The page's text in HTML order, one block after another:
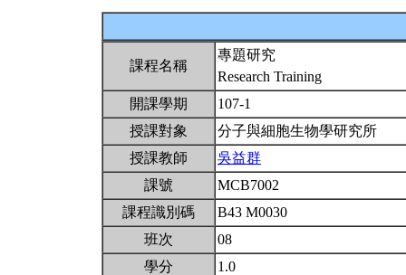
課程名稱
專題研究
Research Training
開課學期
107-1
授課對象
分子與細胞生物學研究所
授課教師
吳益群
課號
MCB7002
課程識別碼
B43 M0030
班次
08
學分
1.0